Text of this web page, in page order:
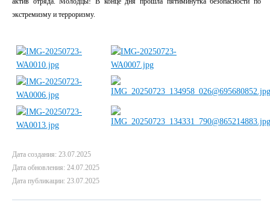
экстремизму и терроризму.
Дата создания: 23.07.2025
Дата обновления: 24.07.2025
Дата публикации: 23.07.2025